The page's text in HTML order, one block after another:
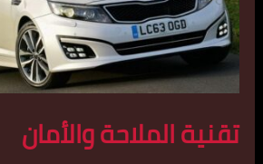
تقنية الملاحة والأمان